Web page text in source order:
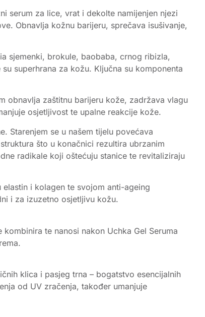
serum za lice, vrat i dekolte namijenjen njezi
Obnavlja kožnu barijeru, sprečava isušivanje,
sjemenki, brokule, baobaba, crnog ribizla,
superhrana za kožu. Ključna su komponenta
obnavlja zaštitnu barijeru kože, zadržava vlagu
osjetljivost te upalne reakcije kože.
Starenjem se u našem tijelu povećava
što u konačnici rezultira ubrzanim
radikale koji oštećuju stanice te revitaliziraju
i kolagen te svojom anti-ageing
i za izuzetno osjetljivu kožu.
te nanosi nakon Uchka Gel Seruma
klica i pasjeg trna – bogatstvo esencijalnih
od UV zračenja, također umanjuje